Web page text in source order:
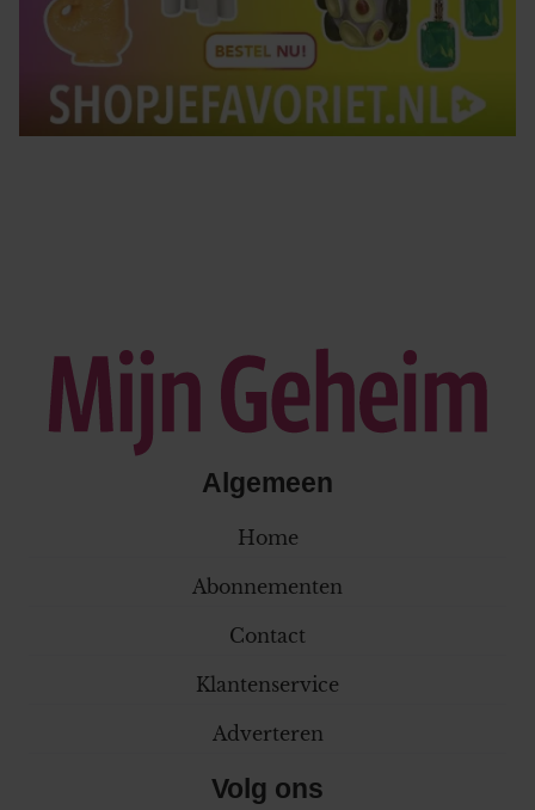
Algemeen
Home
Abonnementen
Contact
Klantenservice
Adverteren
Volg ons